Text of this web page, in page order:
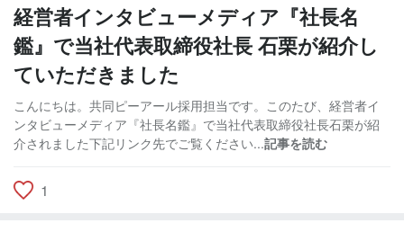
経営者インタビューメディア『社長名
鑑』で当社代表取締役社長 石栗が紹介し
ていただきました
こんにちは。共同ピーアール採用担当です。このたび、経営者イ
ンタビューメディア『社長名鑑』で当社代表取締役社長石栗が紹
介されました下記リンク先でご覧ください...記事を読む
1